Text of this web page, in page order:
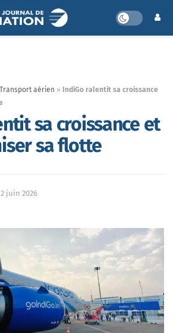
Transport aérien » IndiGo ralentit sa croissance
sa croissance et
sa flotte
2 juin 2026